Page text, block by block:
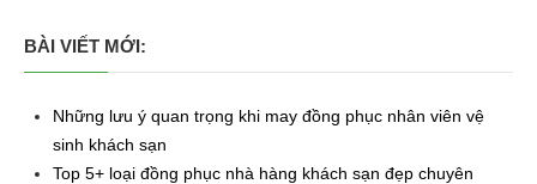
BÀI VIẾT MỚI:
Những lưu ý quan trọng khi may đồng phục nhân viên vệ
sinh khách sạn
Top 5+ loại đồng phục nhà hàng khách sạn đẹp chuyên